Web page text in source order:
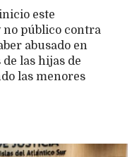
este
no público contra
abusado en
las hijas de
las menores